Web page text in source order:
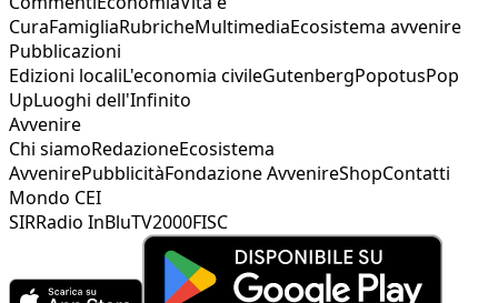
CuraFamigliaRubricheMultimediaEcosistema avvenire
Pubblicazioni
Edizioni localiL'economia civileGutenbergPopotusPop
UpLuoghi dell'Infinito
Avvenire
Chi siamoRedazioneEcosistema
AvvenirePubblicitàFondazione AvvenireShopContatti
Mondo CEI
SIRRadio InBluTV2000FISC